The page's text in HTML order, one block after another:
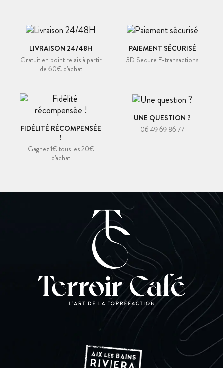
LIVRAISON 24/48H
Gratuit en point relais à partir
de 60€ d'achat
PAIEMENT SÉCURISÉ
3D Secure E-transactions
FIDÉLITÉ RÉCOMPENSÉE
!
Gagnez 1€ tous les 20€
d'achat
UNE QUESTION ?
06 49 69 86 77